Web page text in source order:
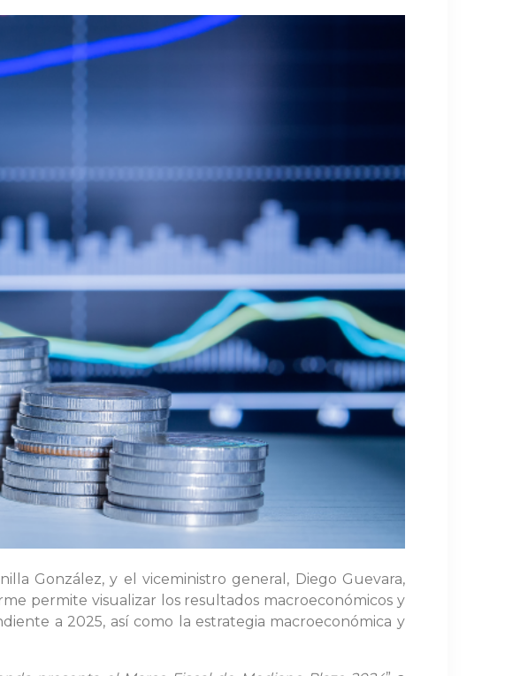
González, y el viceministro general, Diego Guevara,
permite visualizar los resultados macroeconómicos y
a 2025, así como la estrategia macroeconómica y